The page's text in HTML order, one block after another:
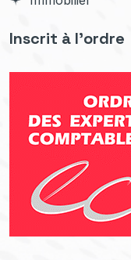
Inscrit à l'ordre